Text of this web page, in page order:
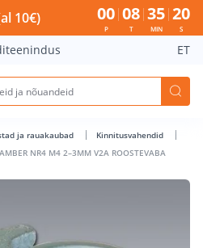
V2A ROOSTEVABA -
10€) 00
P
08
T
35
MIN
20
S
ET
ja rauakaubad
Kinnitusvahendid
NR4 M4 2–3MM V2A ROOSTEVABA